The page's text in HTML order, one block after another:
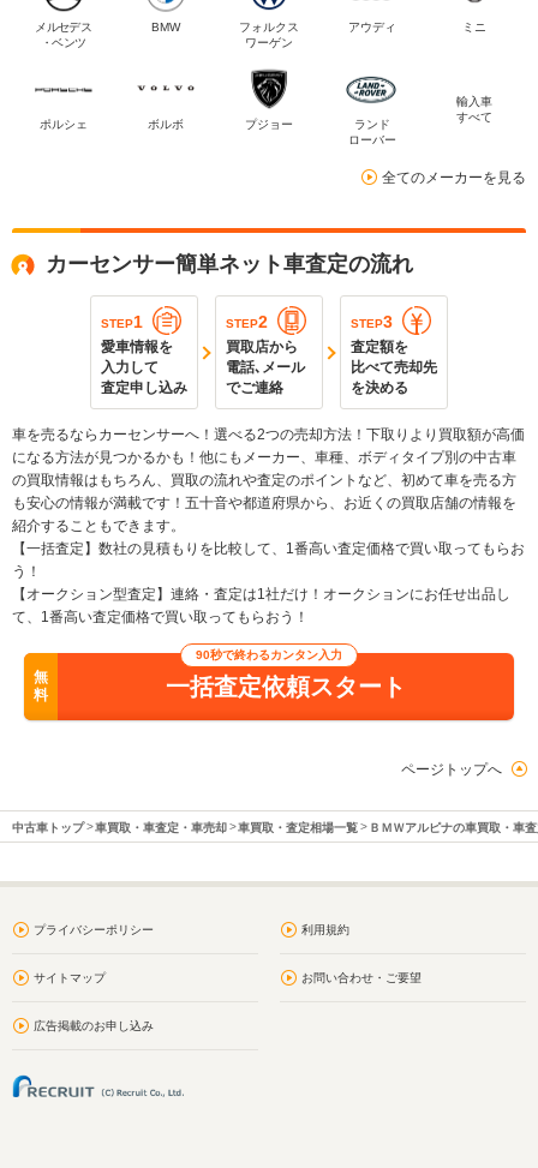
メルセデス
・ベンツ
BMW
フォルクス
ワーゲン
アウディ ミニ
ポルシェ ボルボ プジョー
ランド
ローバー
輸入車
すべて
全てのメーカーを見る
カーセンサー簡単ネット車査定の流れ
STEP1
愛車情報を
入力して
査定申し込み
STEP2
買取店から
電話､メール
でご連絡
STEP3
査定額を
比べて売却先
を決める
車を売るならカーセンサーへ！選べる2つの売却方法！下取りより買取額が高価
になる方法が見つかるかも！他にもメーカー、車種、ボディタイプ別の中古車
の買取情報はもちろん、買取の流れや査定のポイントなど、初めて車を売る方
も安心の情報が満載です！五十音や都道府県から、お近くの買取店舗の情報を
紹介することもできます。
【一括査定】数社の見積もりを比較して、1番高い査定価格で買い取ってもらお
う！
【オークション型査定】連絡・査定は1社だけ！オークションにお任せ出品し
て、1番高い査定価格で買い取ってもらおう！
無
料
90秒で終わるカンタン入力
一括査定依頼スタート
ページトップへ
中古車トップ 車買取・車査定・車売却 車買取・査定相場一覧 ＢＭＷアルピナの車買取・車
プライバシーポリシー 利用規約
サイトマップ お問い合わせ・ご要望
広告掲載のお申し込み